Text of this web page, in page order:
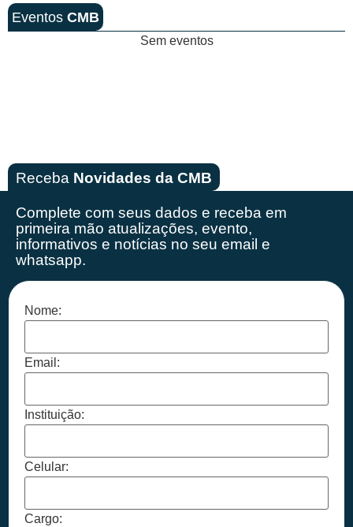
Eventos CMB
Sem eventos
Receba Novidades da CMB
Complete com seus dados e receba em
primeira mão atualizações, evento,
informativos e notícias no seu email e
whatsapp.
Nome:
Email:
Instituição:
Celular:
Cargo: